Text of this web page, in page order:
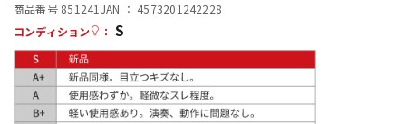
商品番号 851241 JAN ： 4573201242228
コンディション
： S